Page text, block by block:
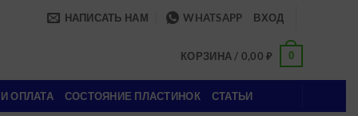
НАПИСАТЬ НАМ WHATSAPP ВХОД
КОРЗИНА / 0,00₽ 0
ОПЛАТА СОСТОЯНИЕ ПЛАСТИНОК СТАТЬИ